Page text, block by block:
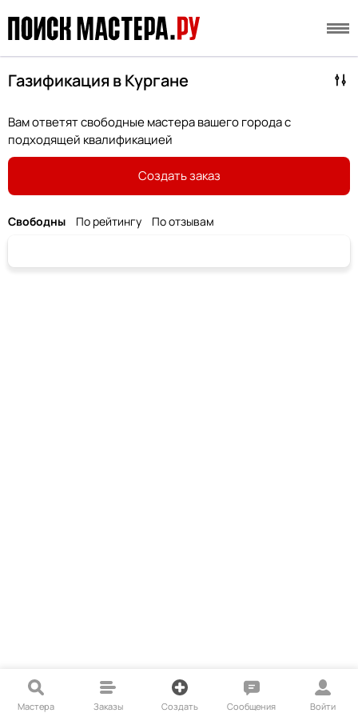
Газификация в Кургане
Вам ответят свободные мастера вашего города с
подходящей квалификацией
Создать заказ
Свободны По рейтингу По отзывам
Мастера Заказы Создать Сообщения Войти